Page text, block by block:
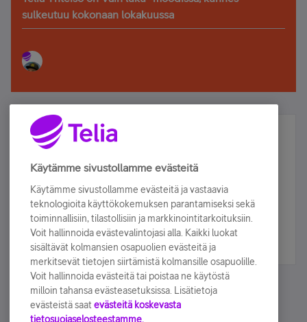
sulkeutuu kokonaan lokakuussa
Älä jää paitsi – osallistu ja voita!
Tilaa Telian uutiskirje ja olet mukana arvonnassa.
sähköpostiisi.
Tilaa nyt
Käytämme sivustollamme evästeitä
Käytämme sivustollamme evästeitä ja vastaavia
teknologioita käyttökokemuksen parantamiseksi sekä
toiminnallisiin, tilastollisiin ja markkinointitarkoituksiin.
Voit hallinnoida evästevalintojasi alla. Kaikki luokat
sisältävät kolmansien osapuolien evästeitä ja
merkitsevät tietojen siirtämistä kolmansille osapuolille.
Voit hallinnoida evästeitä tai poistaa ne käytöstä
milloin tahansa evästeasetuksissa. Lisätietoja
evästeistä saat evästeitä koskevasta
tietosuojaselosteestamme.